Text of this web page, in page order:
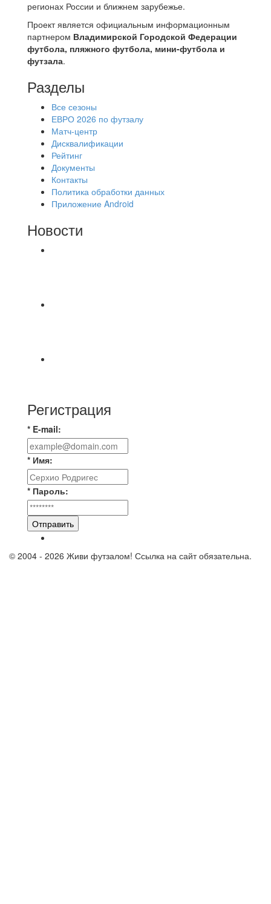
регионах России и ближнем зарубежье.
Проект является официальным информационным
партнером Владимирской Городской Федерации
футбола, пляжного футбола, мини-футбола и
футзала.
Разделы
Все сезоны
ЕВРО 2026 по футзалу
Матч-центр
Дисквалификации
Рейтинг
Документы
Контакты
Политика обработки данных
Приложение Android
Новости
Регистрация
* E-mail:
* Имя:
* Пароль:
Отправить
© 2004 - 2026 Живи футзалом! Ссылка на сайт обязательна.